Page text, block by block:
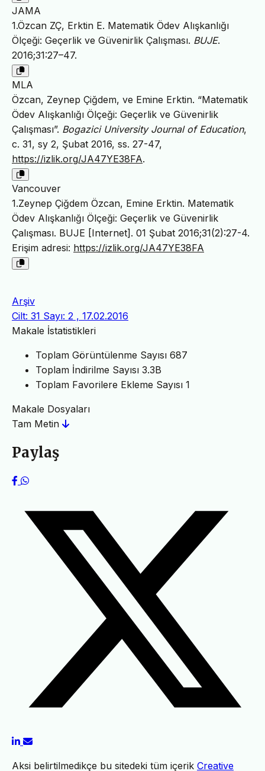
JAMA
1.Özcan ZÇ, Erktin E. Matematik Ödev Alışkanlığı
Ölçeği: Geçerlik ve Güvenirlik Çalışması. BUJE.
2016;31:27–47.
MLA
Özcan, Zeynep Çiğdem, ve Emine Erktin. “Matematik
Ödev Alışkanlığı Ölçeği: Geçerlik ve Güvenirlik
Çalışması”. Bogazici University Journal of Education,
c. 31, sy 2, Şubat 2016, ss. 27-47,
https://izlik.org/JA47YE38FA.
Vancouver
1.Zeynep Çiğdem Özcan, Emine Erktin. Matematik
Ödev Alışkanlığı Ölçeği: Geçerlik ve Güvenirlik
Çalışması. BUJE [Internet]. 01 Şubat 2016;31(2):27-4.
Erişim adresi: https://izlik.org/JA47YE38FA
Arşiv
Cilt: 31 Sayı: 2 , 17.02.2016
Makale İstatistikleri
Toplam Görüntülenme Sayısı 687
Toplam İndirilme Sayısı 3.3B
Toplam Favorilere Ekleme Sayısı 1
Makale Dosyaları
Tam Metin
Paylaş
Aksi belirtilmedikçe bu sitedeki tüm içerik Creative